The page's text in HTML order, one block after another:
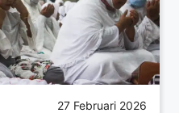
27 Februari 2026